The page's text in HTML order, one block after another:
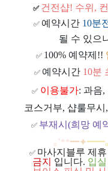
✅ 건전샵! 수위,
✅ 예약시간 10분
될 수 있으
✅ 100% 예약제!!
✅ 예약시간 10분
✅ 이용불가: 과음,
코스거부, 샵룰무
✅ 부재시(희망 예
｡˚**━✦━━
✅ 마사지블루 제
금지
입니다. 입